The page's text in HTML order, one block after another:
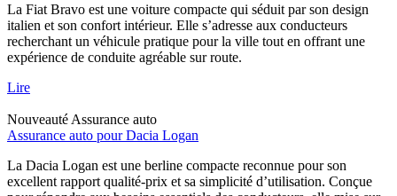
La Fiat Bravo est une voiture compacte qui séduit par son design
italien et son confort intérieur. Elle s’adresse aux conducteurs
recherchant un véhicule pratique pour la ville tout en offrant une
expérience de conduite agréable sur route.
Lire
Nouveauté Assurance auto
Assurance auto pour Dacia Logan
La Dacia Logan est une berline compacte reconnue pour son
excellent rapport qualité-prix et sa simplicité d’utilisation. Conçue